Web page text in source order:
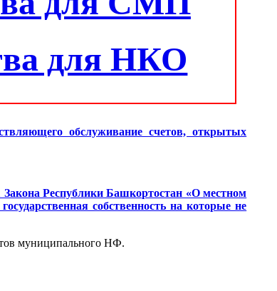
для НКО
обслуживание счетов, открытых
Закона Республики Башкортостан «О местном
собственность на которые не
муниципального НФ.